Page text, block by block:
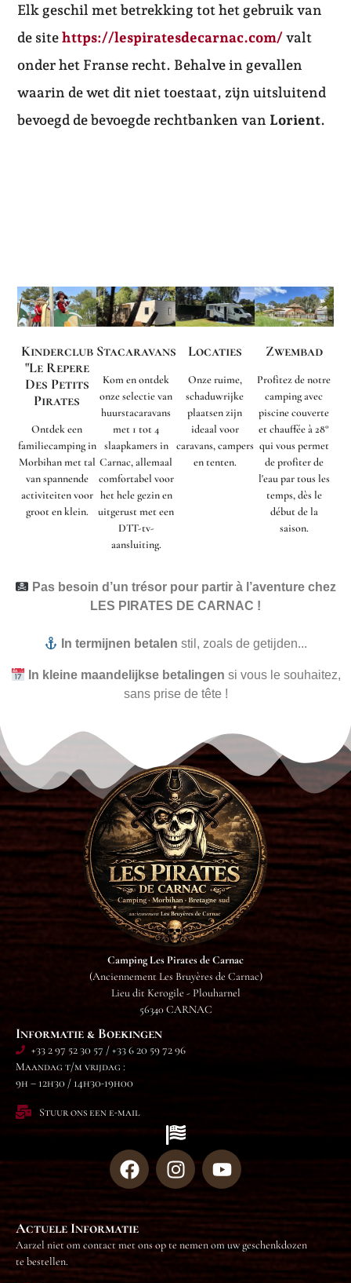
Elk geschil met betrekking tot het gebruik van
de sitehttps://lespiratesdecarnac.com/valt
onder het Franse recht. Behalve in gevallen
waarin de wet dit niet toestaat, zijn uitsluitend
bevoegd de bevoegde rechtbanken van Lorient.
Kinderclub
"Le Repere
Des Petits
Pirates
Ontdek een
familiecamping in
Morbihan met tal
van spannende
activiteiten voor
groot en klein.
Stacaravans
Kom en ontdek
onze selectie van
huurstacaravans
met 1 tot 4
slaapkamers in
Carnac, allemaal
comfortabel voor
het hele gezin en
uitgerust met een
DTT-tv-
aansluiting.
Locaties
Onze ruime,
schaduwrijke
plaatsen zijn
ideaal voor
caravans, campers
en tenten.
Zwembad
Profitez de notre
camping avec
piscine couverte
et chauffée à 28°
qui vous permet
de profiter de
l'eau par tous les
temps, dès le
début de la
saison.
Pas besoin d’un trésor pour partir à l’aventure chez
LES PIRATES DE CARNAC !
In termijnen betalen stil, zoals de getijden...
In kleine maandelijkse betalingen si vous le souhaitez,
sans prise de tête !
Camping Les Pirates de Carnac
(Anciennement Les Bruyères de Carnac)
Lieu dit Kerogile - Plouharnel
56340 CARNAC
Informatie & Boekingen
+33 2 97 52 30 57 / +33 6 20 59 72 96
Maandag t/m vrijdag :
9h – 12h30 / 14h30-19h00
Stuur ons een e-mail
Actuele Informatie
Aarzel niet om contact met ons op te nemen om uw geschenkdozen
te bestellen.